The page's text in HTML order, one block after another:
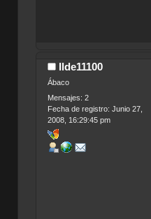
Ilde11100
Ábaco
Mensajes: 2
Fecha de registro: Junio 27,
2008, 16:29:45 pm